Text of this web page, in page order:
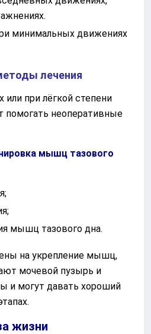
минимальных движениях
лечения
или при лёгкой степени
помогать неоперативные
мышц тазового
мышц тазового дна.
на укрепление мышц,
мочевой пузырь и
и могут давать хороший
жизни